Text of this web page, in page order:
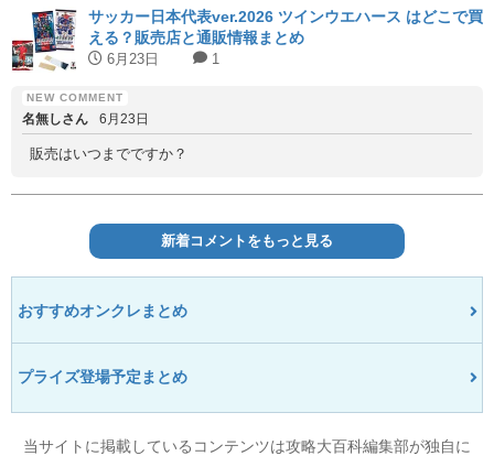
サッカー日本代表ver.2026 ツインウエハース はどこで買
える？販売店と通販情報まとめ
6月23日 1
名無しさん 6月23日
販売はいつまでですか？
新着コメントをもっと見る
おすすめオンクレまとめ
プライズ登場予定まとめ
当サイトに掲載しているコンテンツは攻略大百科編集部が独自に